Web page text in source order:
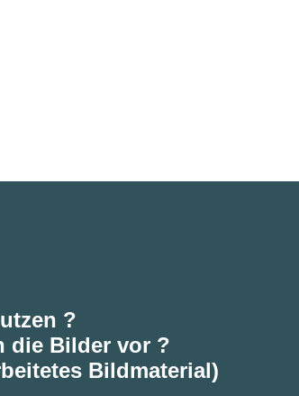
?
die Bilder vor ?
Bildmaterial)